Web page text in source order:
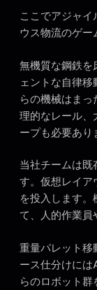
ここでアジャ
ウス物流のゲー
無機質な鋼鉄を
ェントな自律
らの機械はま
理的なレール、
ープも必要あり
当社チームは
す。仮想レイア
を投入します
て、人的作業員
重量パレット
ース仕分けに
らのロボット